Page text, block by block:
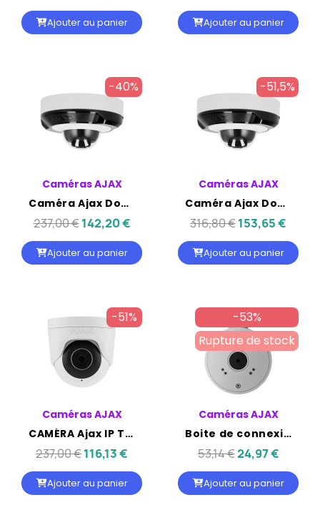
Ajouter au panier Ajouter au panier
-40%
Caméras AJAX
Caméra Ajax DomeCam Mini IP 5MP objectif 2.8mm
237,00 € 142,20 €
Ajouter au panier
-51,5%
Caméras AJAX
Caméra Ajax DomeCam Mini IP 8MP objectif 2.8mm
316,80 €153,65 €
Ajouter au panier
-51%
Caméras AJAX
CAMÉRA Ajax IP Turret - AJAX 5MP OBJ 2.8MM IR35M IP65
237,00 €116,13 €
Ajouter au panier
-53%
Rupture de stock
Caméras AJAX
Boite de connexions Pour les caméras Bullet, Dôme et Turret de Ajax
53,14 €24,97 €
Ajouter au panier